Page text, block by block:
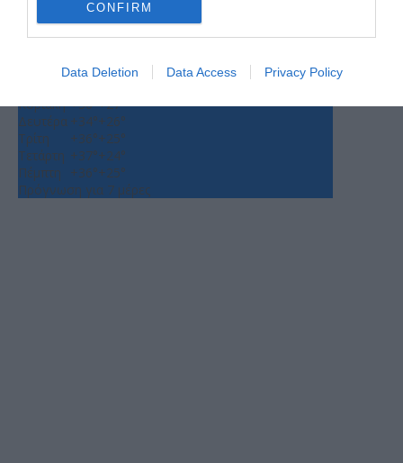
CONFIRM
Data Deletion Data Access Privacy Policy
34°
26°
Παρασκευή, 07
Κυριακή +36°+27°
Δευτέρα +34°+26°
Τρίτη
+36°+25°
Τετάρτη +37°+24°
Πέμπτη
+36°+25°
Πρόγνωση για 7 μέρες